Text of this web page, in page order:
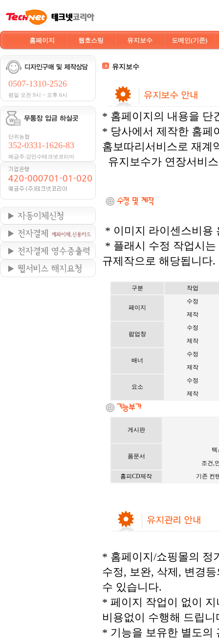
홈페이지 웹호스팅 유지보수 도메인(기존)
0507-1310-2526
평일 오전 9시 ~ 오후 6시
단위농협
352-0331-1626-83
예금주:강만수테크넷코리아
유지보수
* 홈페이지의 내용을 단
* 당사에서 제작한 홈페
홈보따리서비스로 재계
유지보수가 연장서비
* 이미지 라이센스비용
* 플래시 수정 작업시
규제작으로 해당됩니다.
구분 작업
페이지
수정
제작
팝업창
수정
제작
배너
수정
제작
요소
수정
제작
게시판
폼문서
조건,
홈피CD제작
기존 컨
* 홈페이지/쇼핑몰의 정
수정, 보완, 삭제, 변경
수 있습니다.
* 페이지 작업이 없이
비용없이 수행해 드립니
* 기능을 보유한 별도의